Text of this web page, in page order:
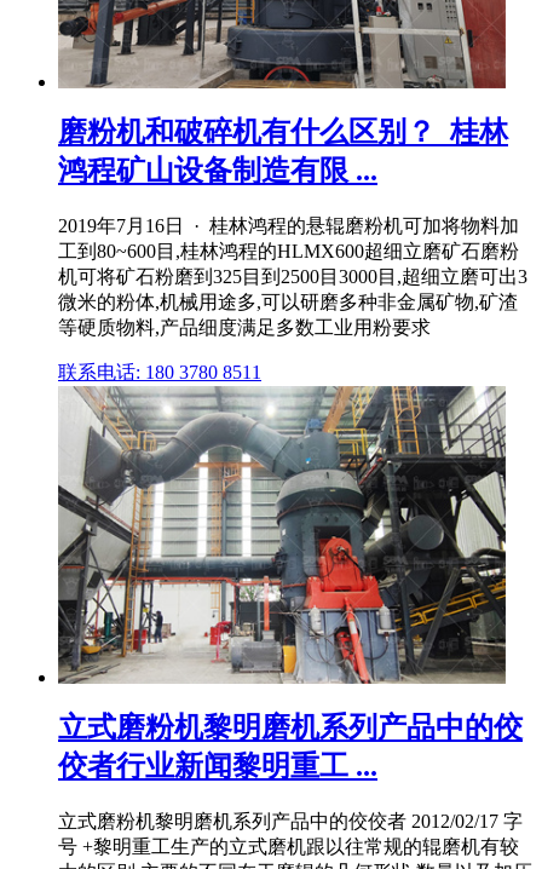
磨粉机和破碎机有什么区别？_桂林
鸿程矿山设备制造有限 ...
2019年7月16日 · 桂林鸿程的悬辊磨粉机可加将物料加
工到80~600目,桂林鸿程的HLMX600超细立磨矿石磨粉
机可将矿石粉磨到325目到2500目3000目,超细立磨可出3
微米的粉体,机械用途多,可以研磨多种非金属矿物,矿渣
等硬质物料,产品细度满足多数工业用粉要求
联系电话: 180 3780 8511
立式磨粉机黎明磨机系列产品中的佼
佼者行业新闻黎明重工 ...
立式磨粉机黎明磨机系列产品中的佼佼者 2012/02/17 字
号 +黎明重工生产的立式磨机跟以往常规的辊磨机有较